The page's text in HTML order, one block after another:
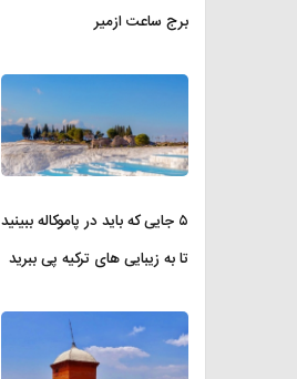
برج ساعت ازمیر
۵ جایی که باید در پاموکاله ببینید
تا به زیبایی های ترکیه پی ببرید